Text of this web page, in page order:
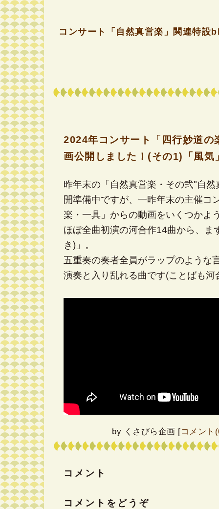
コンサート「自然真営楽」関連特設
2024年コンサート「四行妙道の
画公開しました！(その1)「風気
昨年末の「自然真営楽・その弐"自
開準備中ですが、一昨年末の主催コ
楽・一具」からの動画をいくつかよ
ほぼ全曲初演の河合作14曲から、ま
き)」。
五重奏の奏者全員がラップのような
演奏と入り乱れる曲です(ことばも河
by くさびら企画 [コメント
コメント
コメントをどうぞ